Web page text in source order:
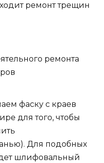
ремонт трещин
фаску с краев
для того, чтобы
Для подобных
шлифовальный